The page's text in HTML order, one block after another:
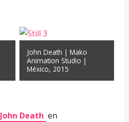
John Death | Mako
Animation Studio |
México, 2015
John Death en